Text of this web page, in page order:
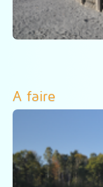
A faire